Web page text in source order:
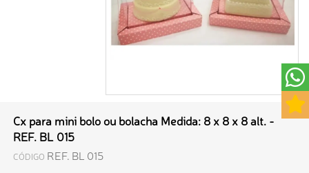
Cx para mini bolo ou bolacha Medida: 8 x 8 x 8 alt. -
REF. BL 015
CÓDIGO REF. BL 015